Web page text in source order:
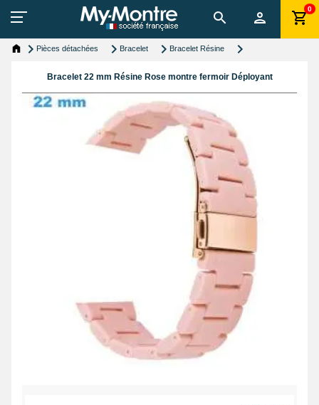
0
Pièces détachées Bracelet Bracelet Résine
Bracelet 22 mm Résine Rose montre fermoir Déployant